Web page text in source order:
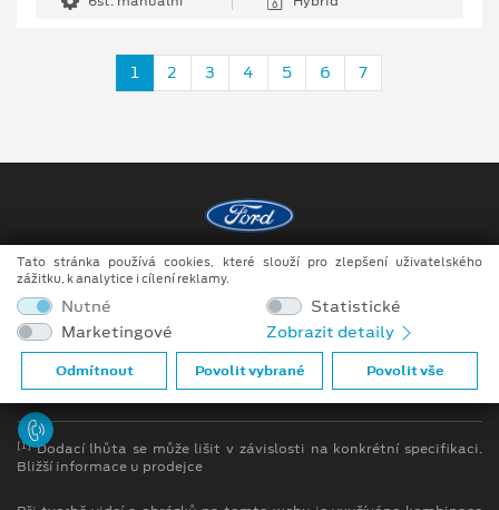
1 2 3 4 5 6 7
Copyright ©2026 Raeder & Falge s.r.o.
Obchodní podmínky
Prohlášení o zpracování údajů konečných zákazníků
[1]Dodací lhůta se může lišit v závislosti na konkrétní specifikaci.
Bližší informace u prodejce
Tato stránka používá cookies, které slouží pro zlepšení uživatelského
zážitku, k analytice i cílení reklamy.
Nutné
Statistické
Marketingové
Zobrazit detaily
Odmítnout Povolit vybrané Povolit vše